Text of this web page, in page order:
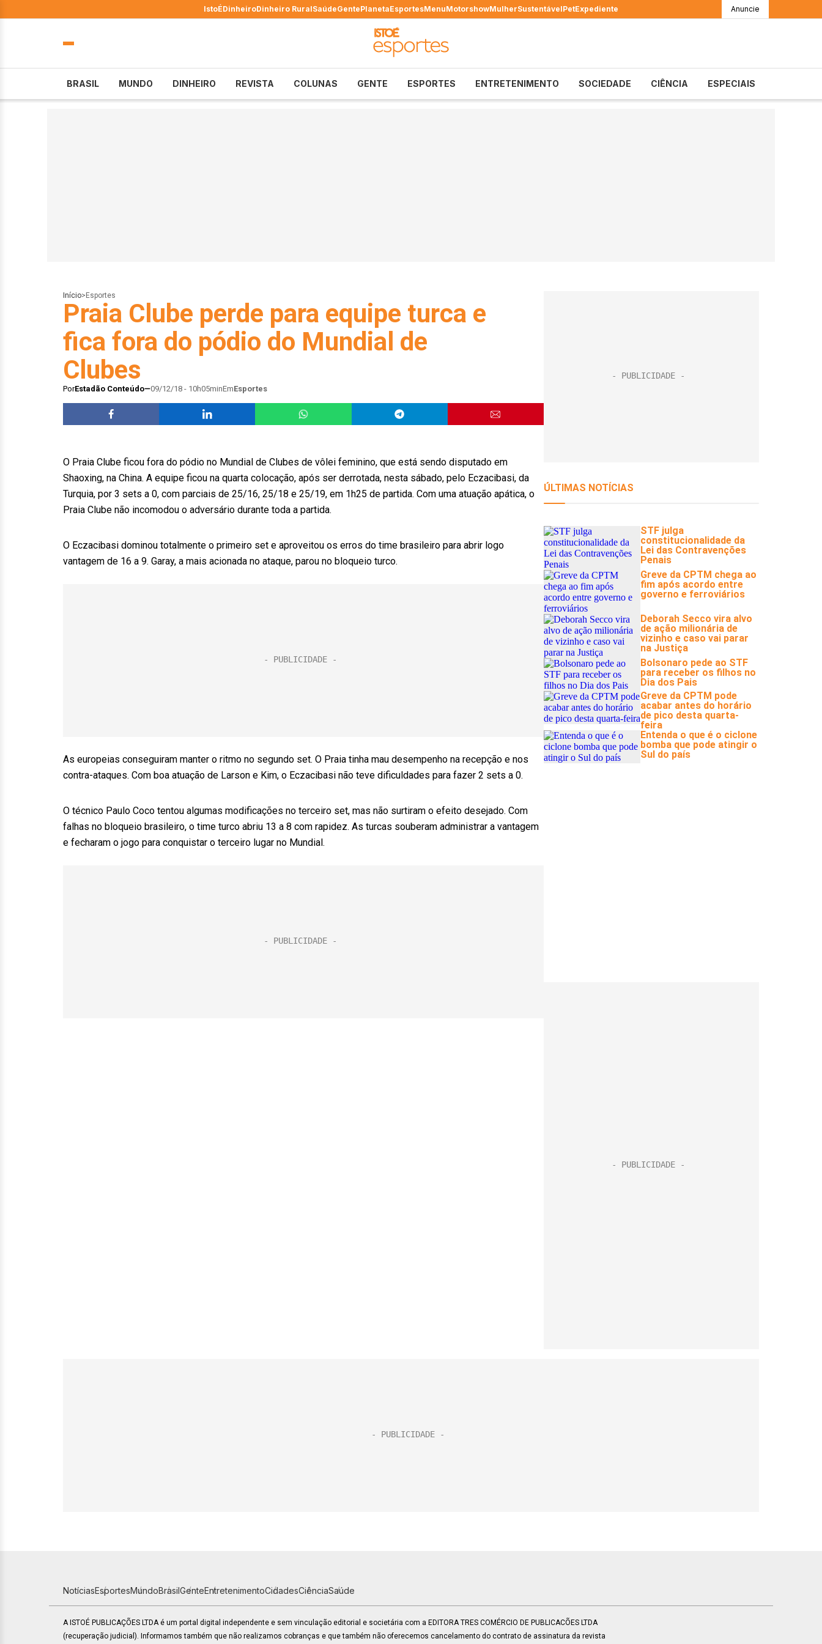
IstoÉDinheiroDinheiro RuralSaúdeGentePlanetaEsportesMenuMotorshowMulherSustentávelPetExpediente Anuncie
BRASIL MUNDO DINHEIRO REVISTA COLUNAS GENTE ESPORTES ENTRETENIMENTO SOCIEDADE CIÊNCIA ESPECIAIS
Início> Esportes
Praia Clube perde para equipe turca e
fica fora do pódio do Mundial de
Clubes
PorEstadão Conteúdo 09/12/18 - 10h05minEmEsportes
O Praia Clube ficou fora do pódio no Mundial de Clubes de vôlei feminino, que está sendo disputado em
Shaoxing, na China. A equipe ficou na quarta colocação, após ser derrotada, nesta sábado, pelo Eczacibasi, da
Turquia, por 3 sets a 0, com parciais de 25/16, 25/18 e 25/19, em 1h25 de partida. Com uma atuação apática, o
Praia Clube não incomodou o adversário durante toda a partida.
O Eczacibasi dominou totalmente o primeiro set e aproveitou os erros do time brasileiro para abrir logo
vantagem de 16 a 9. Garay, a mais acionada no ataque, parou no bloqueio turco.
As europeias conseguiram manter o ritmo no segundo set. O Praia tinha mau desempenho na recepção e nos
contra-ataques. Com boa atuação de Larson e Kim, o Eczacibasi não teve dificuldades para fazer 2 sets a 0.
O técnico Paulo Coco tentou algumas modificações no terceiro set, mas não surtiram o efeito desejado. Com
falhas no bloqueio brasileiro, o time turco abriu 13 a 8 com rapidez. As turcas souberam administrar a vantagem
e fecharam o jogo para conquistar o terceiro lugar no Mundial.
NotíciasEsportesMundoBrasilGenteEntretenimentoCidadesCiênciaSaúde
A ISTOÉ PUBLICAÇÕES LTDA é um portal digital independente e sem vinculação editorial e societária com a EDITORA TRES COMÉRCIO DE PUBLICACÕES LTDA
(recuperação judicial). Informamos também que não realizamos cobranças e que também não oferecemos cancelamento do contrato de assinatura da revista